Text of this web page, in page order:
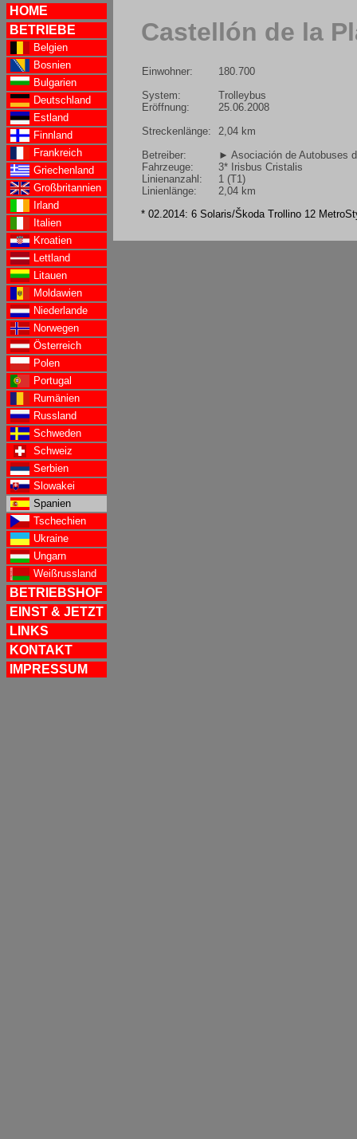
HOME
BETRIEBE
Belgien
Bosnien
Bulgarien
Deutschland
Estland
Finnland
Frankreich
Griechenland
Großbritannien
Irland
Italien
Kroatien
Lettland
Litauen
Moldawien
Niederlande
Norwegen
Österreich
Polen
Portugal
Rumänien
Russland
Schweden
Schweiz
Serbien
Slowakei
Spanien
Tschechien
Ukraine
Ungarn
Weißrussland
BETRIEBSHOF
EINST & JETZT
LINKS
KONTAKT
IMPRESSUM
Castellón de la
Einwohner:
System:
Eröffnung:
Streckenlänge:
Betreiber:
Fahrzeuge:
Linienanzahl:
Linienlänge:
180.700
Trolleybus
25.06.2008
2,04 km
► Asociación de Autobuses
3* Irisbus Cristalis
1 (T1)
2,04 km
* 02.2014: 6 Solaris/Škoda Trollino 12